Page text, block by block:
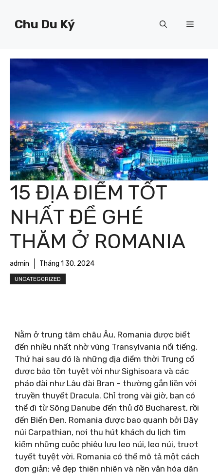
Chu Du Ký Menu
15 ĐỊA ĐIỂM TỐT
NHẤT ĐỂ GHÉ
THĂM Ở ROMANIA
admin Tháng 1 30, 2024
UNCATEGORIZED
Nằm ở trung tâm châu Âu, Romania được biết
đến nhiều nhất nhờ vùng Transylvania nổi tiếng.
Thứ hai sau đó là những địa điểm thời Trung cổ
được bảo tồn tuyệt vời như Sighisoara và các
pháo đài như Lâu đài Bran – thường gắn liền với
truyền thuyết Dracula. Chỉ trong vài giờ, bạn có
thể đi từ Sông Danube đến thủ đô Bucharest, rồi
đến Biển Đen. Romania được bao quanh bởi Dãy
núi Carpathian, nơi thu hút khách du lịch tìm
kiếm những cuộc phiêu lưu leo ​​núi, leo núi, trượt
tuyết tuyệt vời. Romania có thể mô tả một cách
đơn giản: vẻ đẹp thiên nhiên và nền văn hóa dân